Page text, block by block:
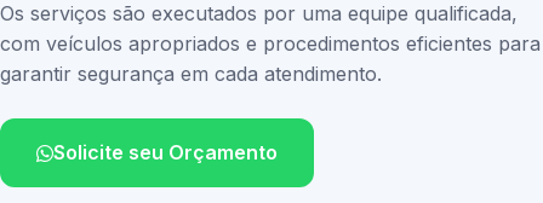
Os serviços são executados por uma equipe qualificada,
com veículos apropriados e procedimentos eficientes para
garantir segurança em cada atendimento.
Solicite seu Orçamento